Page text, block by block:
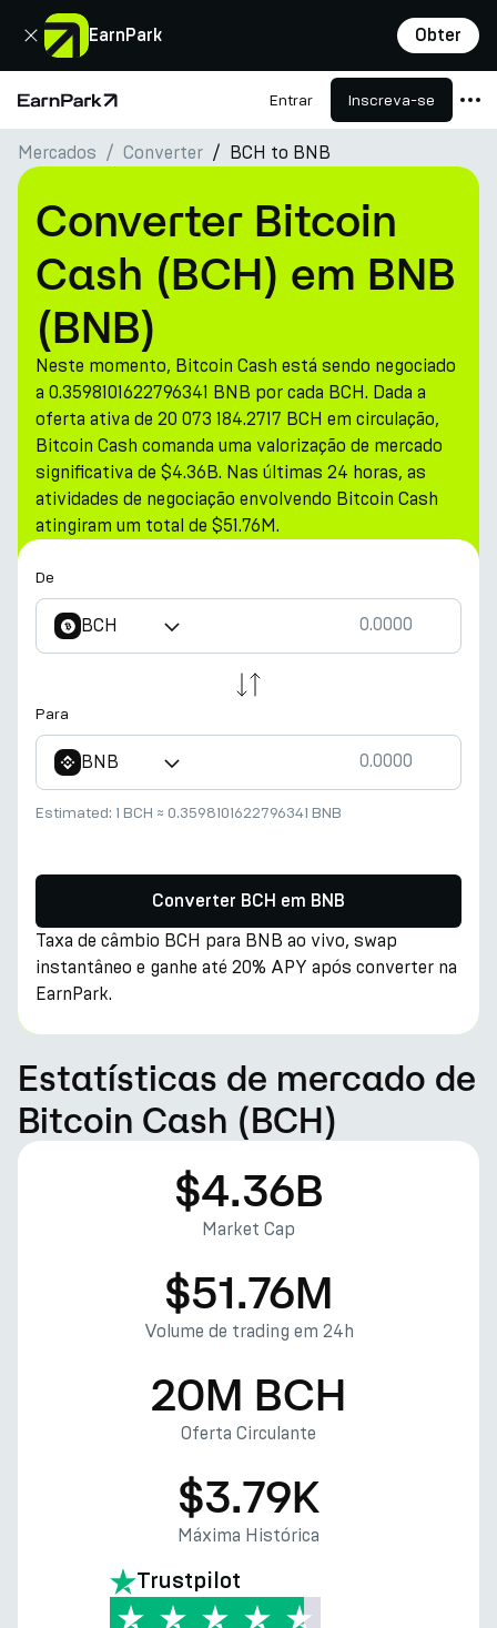
EarnPark Obter
Fechar
Página Inicial Entrar Inscreva-se
Produtos
Mercados
Calculadoras
PARK Token
Recursos
Empresa
Mercados Converter BCH to BNB
Converter Bitcoin
Cash (BCH) em BNB
(BNB)
Neste momento, Bitcoin Cash está sendo negociado
a 0.3598101622796341 BNB por cada BCH. Dada a
oferta ativa de 20 073 184.2717 BCH em circulação,
Bitcoin Cash comanda uma valorização de mercado
significativa de $4.36B. Nas últimas 24 horas, as
atividades de negociação envolvendo Bitcoin Cash
atingiram um total de $51.76M.
De
BCH
Para
BNB
Estimated: 1 BCH ≈ 0.3598101622796341 BNB
Converter BCH em BNB
Taxa de câmbio BCH para BNB ao vivo, swap
instantâneo e ganhe até 20% APY após converter na
EarnPark.
Estatísticas de mercado de
Bitcoin Cash (BCH)
$4.36B
Market Cap
$51.76M
Volume de trading em 24h
20M BCH
Oferta Circulante
$3.79K
Máxima Histórica
Trustpilot